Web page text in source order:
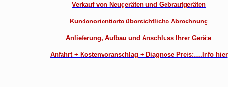
Verkauf von Neugeräten und Gebrautgeräten
Kundenorientierte übersichtliche Abrechnung
Anlieferung, Aufbau und Anschluss Ihrer Geräte
Anfahrt + Kostenvoranschlag + Diagnose Preis:….Info hier